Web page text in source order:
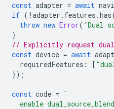
const adapter = await
if ( ! adapter . features .has
throw new Error( "Dual
}
// Explicitly request dual
const device = await
requiredFeatures : [
});
const code =
`
enable